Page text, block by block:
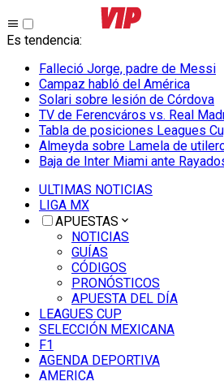
Es tendencia:
Falleció Jorge, padre de Messi
Campaz habló del América
Solari sobre lesión de Córdova
TV de Ferencváros vs. Real
Tabla de posiciones Leagues
Almeyda sobre Lamela de
Baja de Inter Miami ante
ULTIMAS NOTICIAS
LIGA MX
APUESTAS
NOTICIAS
GUÍAS
CÓDIGOS
PRONÓSTICOS
APUESTA DEL DÍA
LEAGUES CUP
SELECCIÓN MEXICANA
F1
AGENDA DEPORTIVA
AMERICA